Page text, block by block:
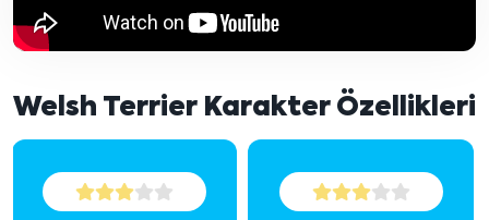
Welsh Terrier Karakter Özellikleri